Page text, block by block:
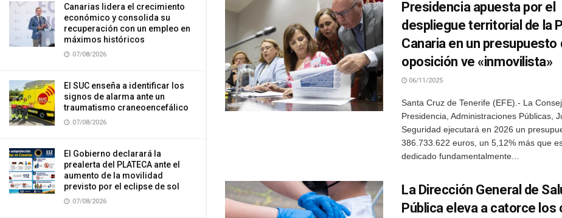
Canarias lidera el crecimiento
económico y consolida su
recuperación con un empleo en
máximos históricos
07/08/2026
El SUC enseña a identificar los
signos de alarma ante un
traumatismo craneoencefálico
07/08/2026
El Gobierno declarará la
prealerta del PLATECA ante el
aumento de la movilidad
previsto por el eclipse de sol
07/08/2026
Presidencia apuesta por el
despliegue territorial de la
Canaria en un presupuesto
oposición ve «inmovilista»
06/11/2025
Santa Cruz de Tenerife (EFE).- La
Presidencia, Administraciones Públicas,
Seguridad ejecutará en 2026 un
386.733.622 euros, un 5,12% más que
dedicado fundamentalmente...
La Dirección General de
Pública eleva a catorce los